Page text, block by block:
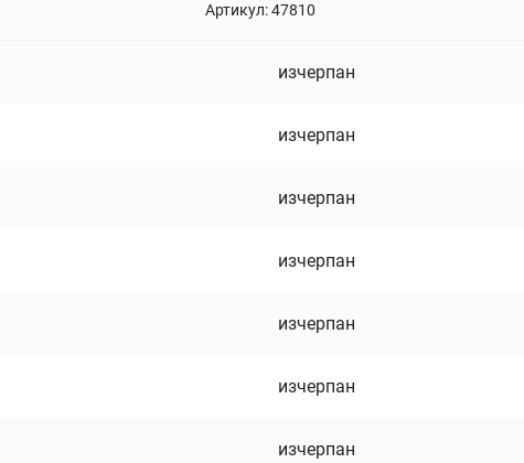
Артикул:47810
изчерпан
изчерпан
изчерпан
изчерпан
изчерпан
изчерпан
изчерпан